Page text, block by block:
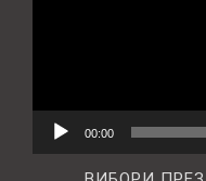
00:00